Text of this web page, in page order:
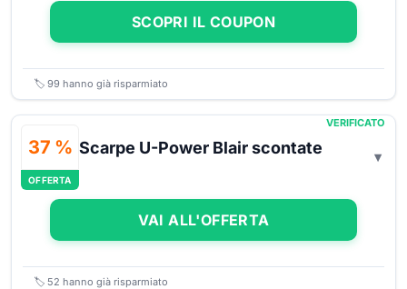
SCOPRI IL COUPON
🏷️ 99 hanno già risparmiato
37 %
OFFERTA
VERIFICATO
Scarpe U-Power Blair scontate
VAI ALL'OFFERTA
🏷️ 52 hanno già risparmiato